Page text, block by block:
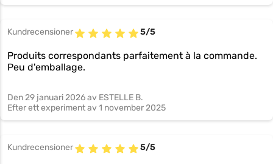
Kundrecensioner 5/5
Produits correspondants parfaitement à la commande.
Peu d'emballage.
Den29 januari 2026av ESTELLE B.
Efter ett experiment av 1 november 2025
Kundrecensioner 5/5